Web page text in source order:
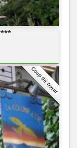
Coup de coeur